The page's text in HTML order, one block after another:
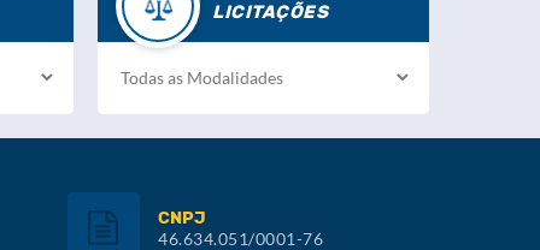
LICITAÇÕES
CNPJ
46.634.051/0001-76